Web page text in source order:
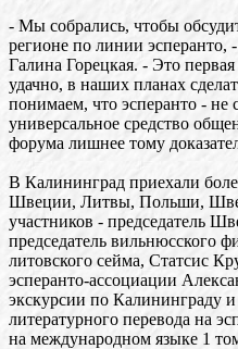
- Мы собрались, чтобы
регионе по линии эсперанто,
Галина Горецкая. - Это
удачно, в наших планах
понимаем, что эсперанто - не
универсальное средство
форума лишнее тому
В Калининград приехали
Швеции, Литвы, Польши,
участников - председатель
председатель вильнюсского
литовского сейма, Статсис
эсперанто-ассоциации
экскурсии по Калининграду
литературного перевода на
на международном языке 1